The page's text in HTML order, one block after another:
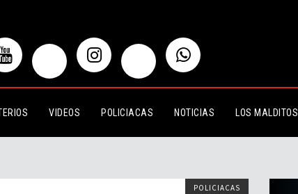
VIDEOS POLICIACAS NOTICIAS LOS MALDITOS
Histórico de Guadalajara
POLICIACAS